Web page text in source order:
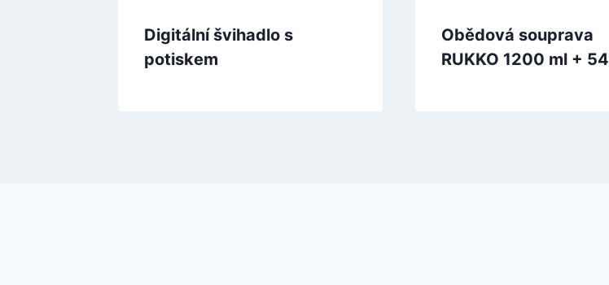
Digitální švihadlo s
potiskem
Obědová souprava
RUKKO 1200 ml +